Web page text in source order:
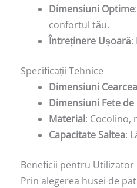
Dimensiuni Optime
confortul tău.
Întreținere Ușoară:
Specificații Tehnice
Dimensiuni
Dimensiuni Fete de
Material: Cocolino,
Capacitate Saltea:
Beneficii pentru Utilizator
Prin alegerea husei de